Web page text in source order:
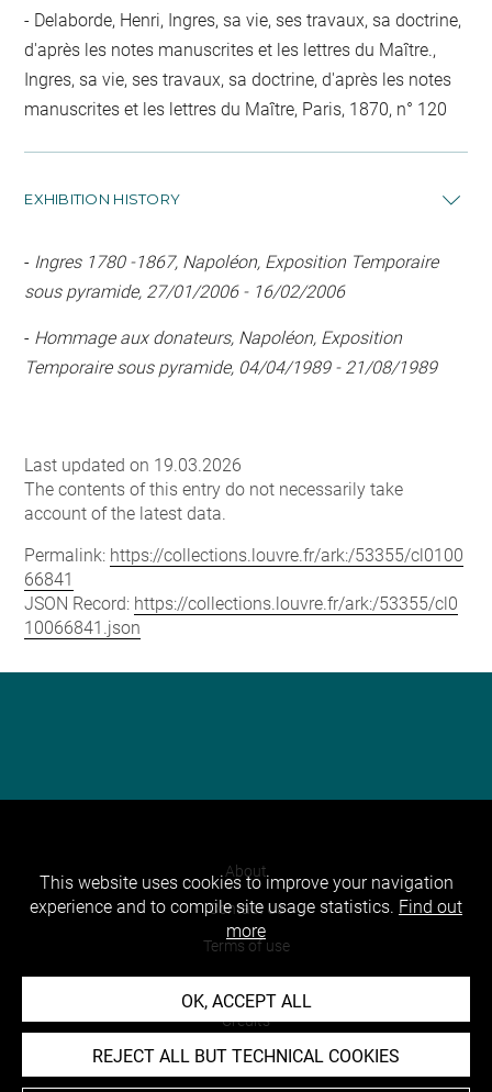
Delaborde, Henri, Ingres, sa vie, ses travaux, sa doctrine,
d'après les notes manuscrites et les lettres du Maître.,
Ingres, sa vie, ses travaux, sa doctrine, d'après les notes
manuscrites et les lettres du Maître, Paris, 1870, n° 120
EXHIBITION HISTORY
- Ingres 1780 -1867, Napoléon, Exposition Temporaire
sous pyramide, 27/01/2006 - 16/02/2006
- Hommage aux donateurs, Napoléon, Exposition
Temporaire sous pyramide, 04/04/1989 - 21/08/1989
Last updated on 19.03.2026
The contents of this entry do not necessarily take
account of the latest data.
Permalink: https://collections.louvre.fr/ark:/53355/cl0100
66841
JSON Record: https://collections.louvre.fr/ark:/53355/cl0
10066841.json
About
Contact Us
Terms of use
Cookies
Credits
Accessibility : non compliant
This website uses cookies to improve your navigation
experience and to compile site usage statistics. Find out
more
OK, ACCEPT ALL
REJECT ALL BUT TECHNICAL COOKIES